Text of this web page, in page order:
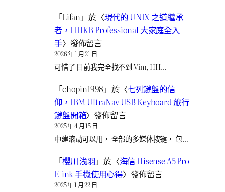
「Lifan 」於〈現代的 UNIX 之道繼承
者，HHKB Professional 大家庭全入
手〉發佈留言
2026 年 1 月 21 日
可惜了 目前我完全找不到 Vim, HH…
「chopin1998 」於〈七列鍵盤的信
仰，IBM UltraNav USB Keyboard 旅行
鍵盤開箱〉發佈留言
2025 年 4 月 15 日
中建滚动可以用， 全部的多媒体按键， 包…
「櫻川 浅羽 」於〈海信 Hisense A5 Pro
E-ink 手機使用心得〉發佈留言
2025 年 1 月 22 日